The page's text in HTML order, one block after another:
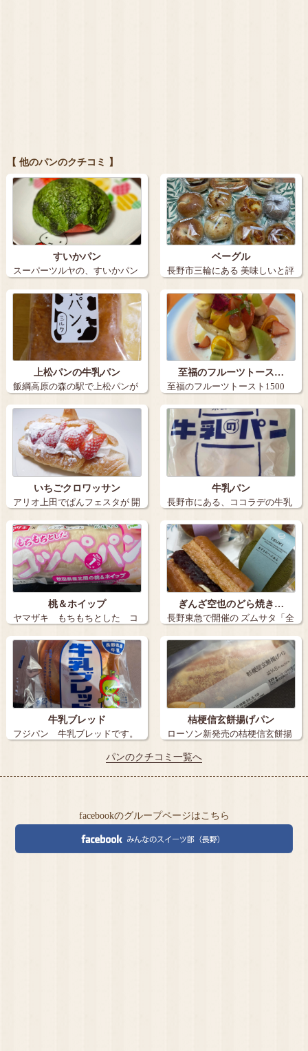
【 他のパンのクチコミ 】
すいかパン
スーパーツルヤの、すいかパン
味はすい…
ベーグル
長野市三輪にある 美味しいと評
判の …
上松パンの牛乳パン
飯綱高原の森の駅で上松パンが
あったので、…
至福のフルーツトース…
至福のフルーツトースト1500
アフォ…
いちごクロワッサン
アリオ上田でぱんフェスタが 開
催されて…
牛乳パン
長野市にある、ココラデの牛乳
パンです。 …
桃＆ホイップ
ヤマザキ もちもちとした コ
ッペパン …
ぎんざ空也のどら焼き…
長野東急で開催の ズムサタ「全
国うまい…
牛乳ブレッド
フジパン 牛乳ブレッドです。
桔梗信玄餅揚げパン
ローソン新発売の桔梗信玄餅揚
げパン 求…
パンのクチコミ一覧へ
facebookのグループページはこちら